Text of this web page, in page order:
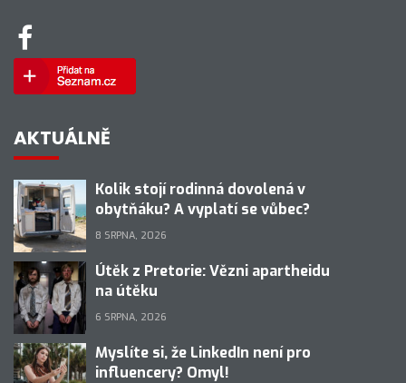
AKTUÁLNĚ
Kolik stojí rodinná dovolená v
obytňáku? A vyplatí se vůbec?
8 SRPNA, 2026
Útěk z Pretorie: Vězni apartheidu
na útěku
6 SRPNA, 2026
Myslíte si, že LinkedIn není pro
influencery? Omyl!